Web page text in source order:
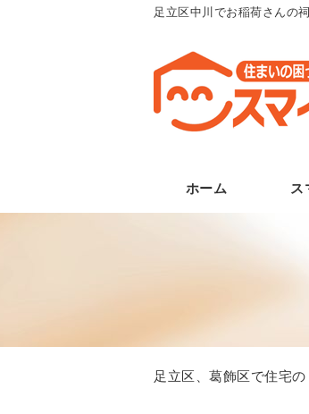
足立区中川でお稲荷さんの
ホーム ス
足立区、葛飾区で住宅